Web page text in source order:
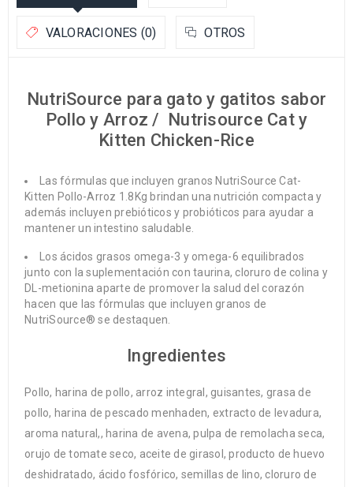
VALORACIONES (0) OTROS
NutriSource para gato y gatitos sabor
Pollo y Arroz / Nutrisource Cat y
Kitten Chicken-Rice
Las fórmulas que incluyen granos NutriSource Cat-
Kitten Pollo-Arroz 1.8Kg brindan una nutrición compacta y
además incluyen prebióticos y probióticos para ayudar a
mantener un intestino saludable.
Los ácidos grasos omega-3 y omega-6 equilibrados
junto con la suplementación con taurina, cloruro de colina y
DL-metionina aparte de promover la salud del corazón
hacen que las fórmulas que incluyen granos de
NutriSource® se destaquen.
Ingredientes
Pollo, harina de pollo, arroz integral, guisantes, grasa de
pollo, harina de pescado menhaden, extracto de levadura,
aroma natural,, harina de avena, pulpa de remolacha seca,
orujo de tomate seco, aceite de girasol, producto de huevo
deshidratado, ácido fosfórico, semillas de lino, cloruro de